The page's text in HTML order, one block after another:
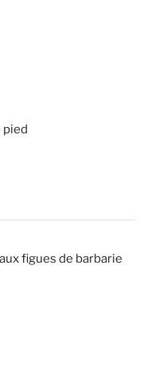
pied
figues de barbarie